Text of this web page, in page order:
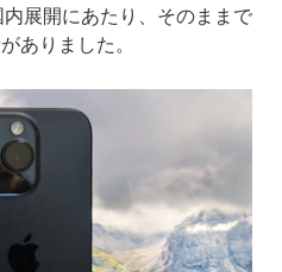
展開にあたり、そのままで
ありました。